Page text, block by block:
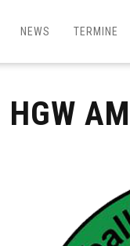
NEWS TERMINE
HGW